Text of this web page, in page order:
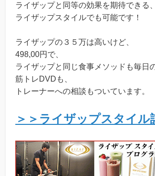
ライザップと同等の効果を期待できる、
ライザップスタイルでも可能です！
ライザップの３５万は高いけど、
498,00円で、
ライザップと同じ食事メソッドも毎日
筋トレDVDも、
トレーナーへの相談もついています。
＞＞ライザップスタイル